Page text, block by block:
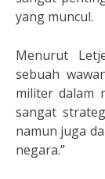
yang muncul.
Menurut
sebuah
militer dalam
sangat
namun juga
negara.”